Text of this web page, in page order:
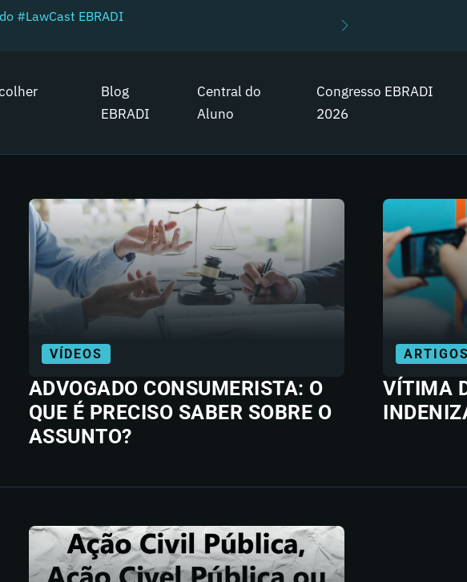
#LawCast EBRADI
Blog
EBRADI
Central do
Aluno
Congresso EBRADI
2026
VÍDEOS
ADVOGADO CONSUMERISTA: O
QUE É PRECISO SABER SOBRE O
ASSUNTO?
ARTIGOS
VÍTIMA